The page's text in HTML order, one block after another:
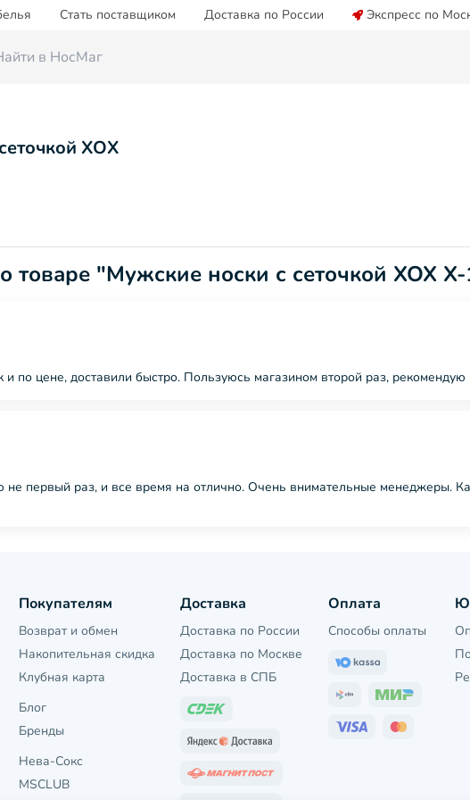
Стать поставщиком Доставка по России Экспресс по
ХОХ
товаре "Мужские носки с сеточкой ХОХ
и по цене, доставили быстро. Пользуюсь магазином второй раз, рекомендую
первый раз, и все время на отлично. Очень внимательные менеджеры.
Покупателям
Возврат и обмен
Накопительная скидка
Клубная карта
Блог
Бренды
Нева-Сокс
MSCLUB
Доставка
Доставка по России
Доставка по Москве
Доставка в СПБ
Оплата
Способы оплаты